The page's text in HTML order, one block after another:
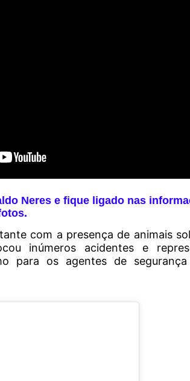
Neres e fique ligado nas
com a presença de animais
inúmeros acidentes e
para os agentes de